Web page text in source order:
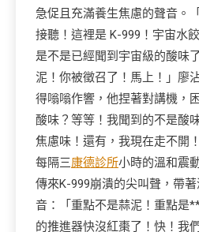
急促且充滿養生焦慮的聲音。
接聽！這裡是 K-999！宇宙水
是不是已經聞到宇宙級的酸味
泥！你被徵召了！馬上！」廖
得嗡嗡作響，他捏著對講機，
酸味？等等！我聞到的不是酸
焦慮味！還有，我現在走不開
每隔三康德診所小時的溫和震
傳來K-999崩潰的尖叫聲，帶
音：「重點不是蒜泥！重點是
的推進器快沒紅棗了！快！我